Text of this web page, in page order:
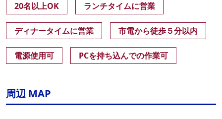
20名以上OK ランチタイムに営業
ディナータイムに営業 市電から徒歩５分以内
電源使用可 PCを持ち込んでの作業可
周辺 MAP